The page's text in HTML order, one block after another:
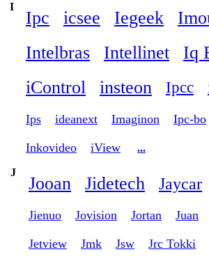
I
Ipc icsee Iegeek
Intelbras
Intellinet
Iq
iControl
insteon Ipcc
Ips ideanext Imaginon Ipc-bo
Inkovideo iView ...
J
Jooan Jidetech Jaycar
Jienuo Jovision Jortan Juan
Jetview Jmk Jsw Jrc Tokki